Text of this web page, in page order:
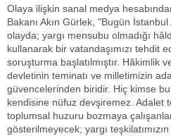
Olaya ilişkin sanal medya
Bakanı Akın Gürlek, "Bugün
olayda; yargı mensubu olmadığı
kullanarak bir vatandaşımızı tehdit
soruşturma başlatılmıştır. Hâkimlik
devletinin teminatı ve milletimizin
güvencelerinden biridir. Hiç kimse
kendisine nüfuz devşiremez. Adalet
toplumsal huzuru bozmaya
gösterilmeyecek; yargı